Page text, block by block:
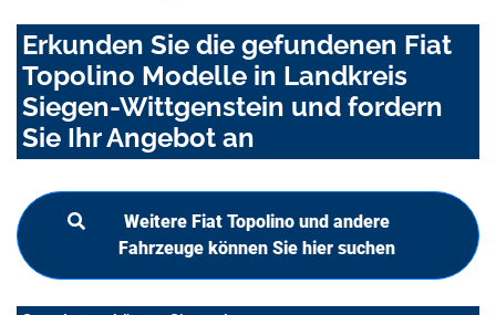
Erkunden Sie die gefundenen Fiat
Topolino Modelle in Landkreis
Siegen-Wittgenstein und fordern
Sie Ihr Angebot an
Weitere Fiat Topolino und andere
Fahrzeuge können Sie hier suchen